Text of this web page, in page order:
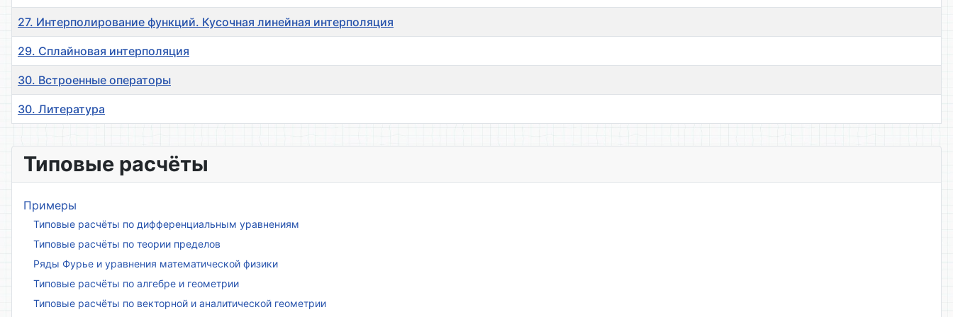
Материалы
27. Интерполирование функций. Кусочная линейная интерполяция
29. Сплайновая интерполяция
30. Встроенные операторы
30. Литература
Типовые расчёты
Примеры
Типовые расчёты по дифференциальным уравнениям
Типовые расчёты по теории пределов
Ряды Фурье и уравнения математической физики
Типовые расчёты по алгебре и геометрии
Типовые расчёты по векторной и аналитической геометрии